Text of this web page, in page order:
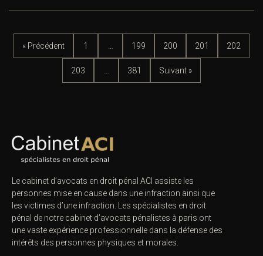
« Précédent 1 199 200 201 202
203 381 Suivant »
Le cabinet d’avocats en droit pénal ACI assiste les
personnes mise en cause dans une infraction ainsi que
les victimes d’une infraction. Les spécialistes en droit
pénal de notre cabinet d’avocats pénalistes à paris ont
une vaste expérience professionnelle dans la défense des
intérêts des personnes physiques et morales.